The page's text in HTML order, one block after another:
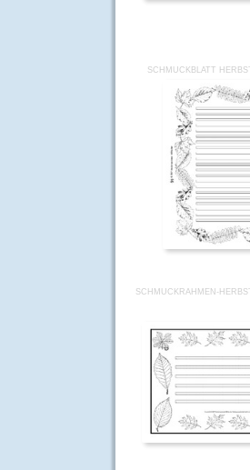
SCHMUCKBLATT
SCHMUCKRAHMEN-